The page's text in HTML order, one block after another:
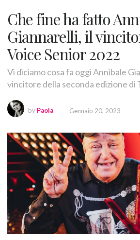
Che fine ha fatto
Giannarelli, il
Voice Senior 2022
Vi diciamo cosa fa oggi Annibale
vincitore della seconda edizione di
by Paola Gennaio 20, 2023